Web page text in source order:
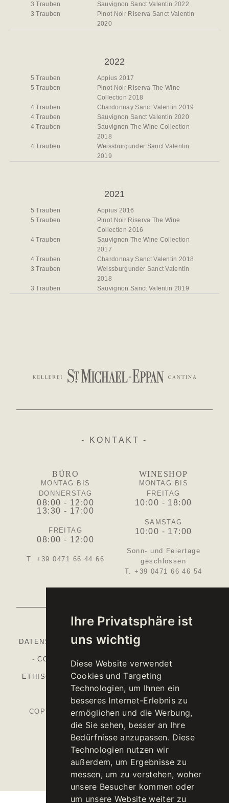
Ihre Privatsphäre ist
uns wichtig
Diese Website verwendet
Cookies und Targeting
Technologien, um Ihnen ein
besseres Internet-Erlebnis zu
ermöglichen und die Werbung,
die Sie sehen, besser an Ihre
Bedürfnisse anzupassen. Diese
Technologien nutzen wir
außerdem, um Ergebnisse zu
messen, um zu verstehen, woher
unsere Besucher kommen oder
um unsere Website weiter zu
3 Trauben
Sauvignon Sanct Valentin 2022
3 Trauben
Pinot Noir Riserva Sanct Valentin
2020
2022
5 Trauben
Appius 2017
5 Trauben
Pinot Noir Riserva The Wine
Collection 2018
4 Trauben
Chardonnay Sanct Valentin 2019
4 Trauben
Sauvignon Sanct Valentin 2020
4 Trauben
Sauvignon The Wine Collection
2018
4 Trauben
Weissburgunder Sanct Valentin
2019
2021
5 Trauben
Appius 2016
5 Trauben
Pinot Noir Riserva The Wine
Collection 2016
4 Trauben
Sauvignon The Wine Collection
2017
4 Trauben
Chardonnay Sanct Valentin 2018
3 Trauben
Weissburgunder Sanct Valentin
2018
3 Trauben
Sauvignon Sanct Valentin 2019
BÜRO
MONTAG BIS
DONNERSTAG
08:00 - 12:00
13:30 - 17:00
FREITAG
08:00 - 12:00
T. +39 0471 66 44 66
- KONTAKT -
WINESHOP
MONTAG BIS
FREITAG
10:00 - 18:00
SAMSTAG
10:00 - 17:00
Sonn- und Feiertage
geschlossen
T. +39 0471 66 46 54
DATENSCHUTZBESTIMMUNGEN
-COOKIE-EINSTELLUNGEN IMPRESSUM
ETHISCHER KODEX- ORGANISATIONSMODELL
NATIONALER GAP
COPYRIGHT © 2026 KELLEREI ST. MICHAEL-
EPPAN CANTINA
MWST.NR. IT00126670215